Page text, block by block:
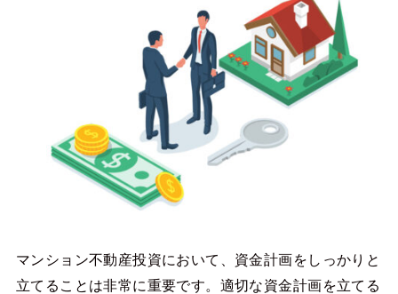
マンション不動産投資において、資金計画をしっかりと
立てることは非常に重要です。適切な資金計画を立てる